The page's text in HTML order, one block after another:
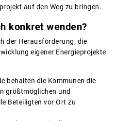
auf den Weg zu bringen.
konkret wenden?
der Herausforderung, die
eigener Energieprojekte
behalten die Kommunen die
größtmöglichen und
Beteiligten vor Ort zu